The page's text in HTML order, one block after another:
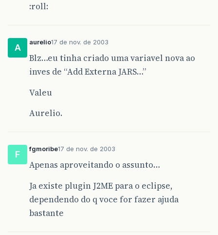
:roll:
A
aurelio17 de nov. de 2003
Blz…eu tinha criado uma variavel nova ao
inves de “Add Externa JARS…”
Valeu
Aurelio.
F
fgmoribe17 de nov. de 2003
Apenas aproveitando o assunto…
Ja existe plugin J2ME para o eclipse,
dependendo do q voce for fazer ajuda
bastante